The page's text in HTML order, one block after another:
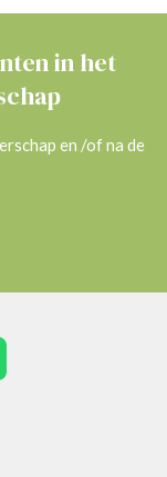
in het
en /of na de